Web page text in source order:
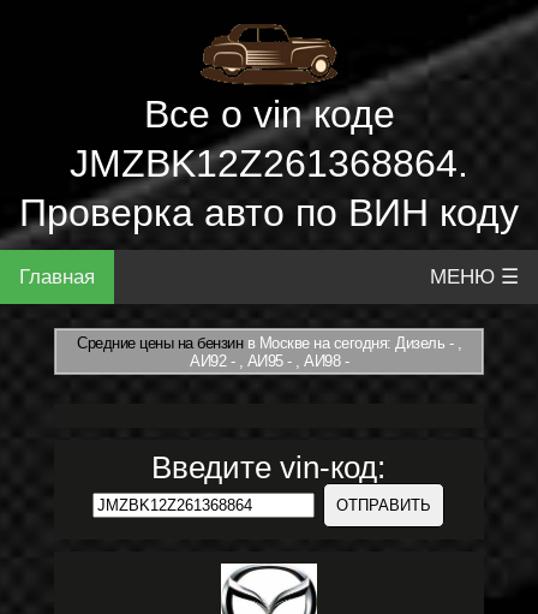
Все о vin коде
JMZBK12Z261368864.
Проверка авто по ВИН коду
Главная МЕНЮ ☰
Средние цены на бензинв Москве на сегодня: Дизель - ,
АИ92 - , АИ95 - , АИ98 -
Введите vin-код: